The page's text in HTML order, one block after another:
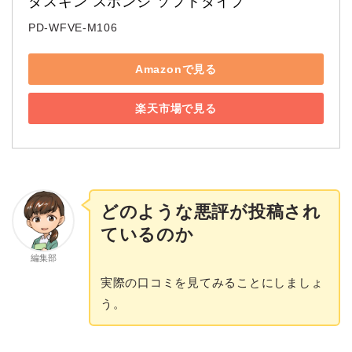
PD-WFVE-M106
Amazonで見る
楽天市場で見る
編集部
どのような悪評が投稿され
ているのか
実際の口コミを見てみることにしましょ
う。